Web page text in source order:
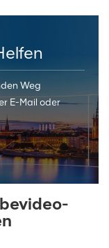
Weg
E-Mail oder